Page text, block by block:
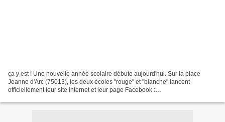
ça y est ! Une nouvelle année scolaire débute aujourd'hui. Sur la place
Jeanne d'Arc (75013), les deux écoles "rouge" et "blanche" lancent
officiellement leur site internet et leur page Facebook :
des-%C3%A9coles-de-la-place-Jeanne-dArc-75013-